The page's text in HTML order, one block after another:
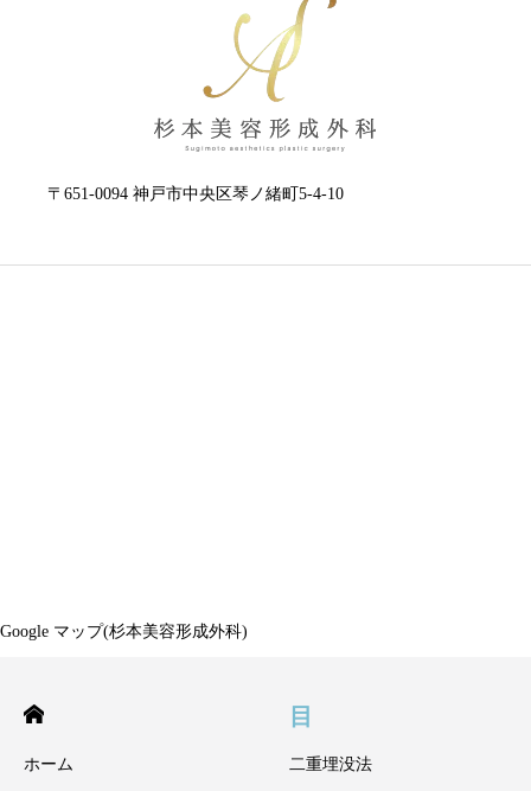
〒651-0094 神戸市中央区琴ノ緒町5-4-10
Google マップ(杉本美容形成外科)
ホーム
目
二重埋没法